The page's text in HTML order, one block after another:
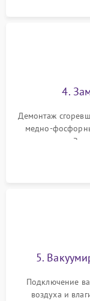
4.
Демонтаж
медно-
осушителя.
сломанных
5.
Подключение
воздуха и